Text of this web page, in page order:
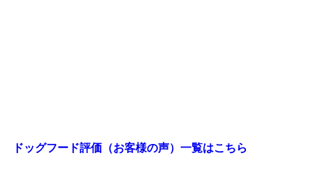
ドッグフード評価（お客様の声）一覧はこちら